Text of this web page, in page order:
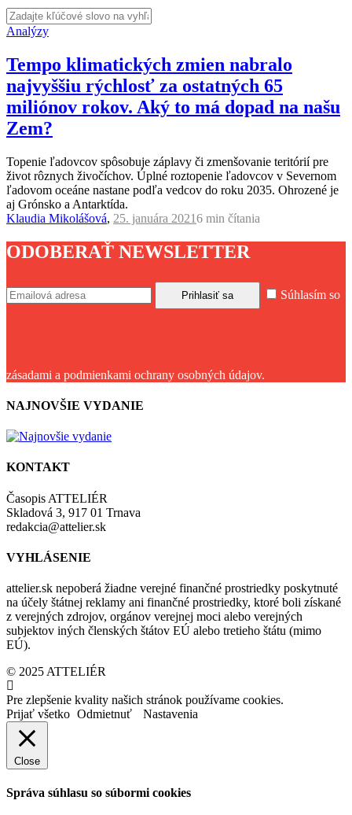
Analýzy
Tempo klimatických zmien nabralo
najvyššiu rýchlosť za ostatných 65
miliónov rokov. Aký to má dopad na našu
Zem?
Topenie ľadovcov spôsobuje záplavy či zmenšovanie teritórií pre
život rôznych živočíchov. Úplné roztopenie ľadovcov v Severnom
ľadovom oceáne nastane podľa vedcov do roku 2035. Ohrozené je
aj Grónsko a Antarktída.
Klaudia Mikolášová, 25. januára 20216 min čítania
ODOBERAŤ NEWSLETTER
Súhlasím so
zásadami a podmienkami ochrany osobných údajov.
NAJNOVŠIE VYDANIE
KONTAKT
Časopis ATTELIÉR
Skladová 3, 917 01 Trnava
redakcia@attelier.sk
VYHLÁSENIE
attelier.sk nepoberá žiadne verejné finančné prostriedky poskytnuté
na účely štátnej reklamy ani finančné prostriedky, ktoré boli získané
z verejných zdrojov, orgánov verejnej moci alebo verejných
subjektov iných členských štátov EÚ alebo tretieho štátu (mimo
EÚ).
© 2025 ATTELIÉR
Pre zlepšenie kvality našich stránok používame cookies.
Prijať všetko Odmietnuť Nastavenia
Close
Správa súhlasu so súbormi cookies